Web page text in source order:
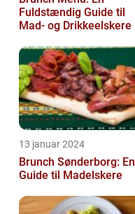
Fuldstændig Guide til
Mad- og Drikkeelskere
13 januar 2024
Brunch Sønderborg: En
Guide til Madelskere